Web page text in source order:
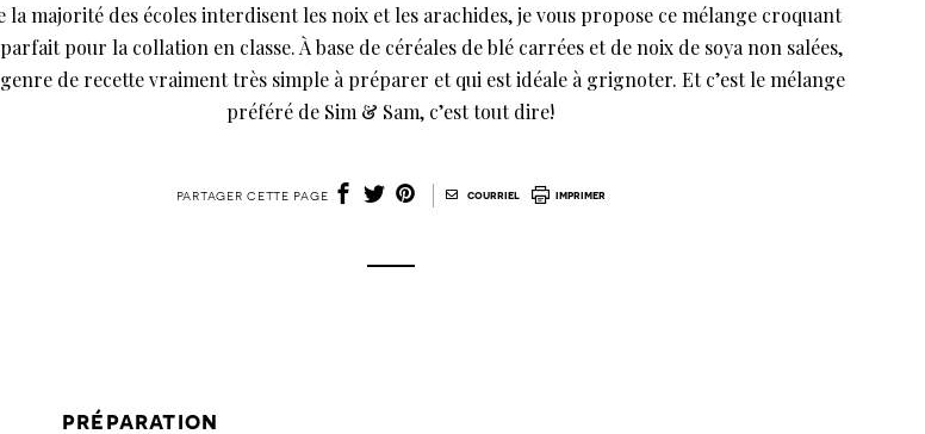
la majorité des écoles interdisent les noix et les arachides, je vous propose ce mélange croquant
pour la collation en classe. À base de céréales de blé carrées et de noix de soya non salées,
genre de recette vraiment très simple à préparer et qui est idéale à grignoter. Et c’est le mélange
préféré de Sim & Sam, c’est tout dire!
partager cette page courriel imprimer
préparation